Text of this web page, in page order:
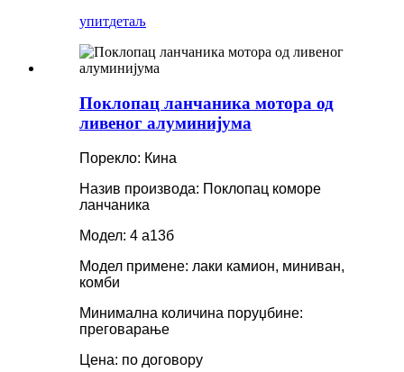
упитдетаљ
Поклопац ланчаника мотора од
ливеног алуминијума
Порекло: Кина
Назив производа: Поклопац коморе
ланчаника
Модел: 4 а13б
Модел примене: лаки камион, миниван,
комби
Минимална количина поруџбине:
преговарање
Цена: по договору